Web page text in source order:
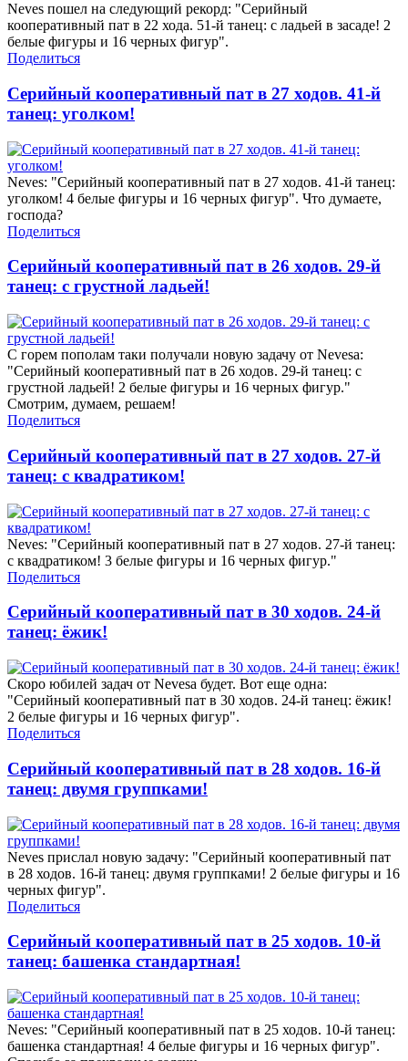
Neves пошел на следующий рекорд: "Серийный
кооперативный пат в 22 хода. 51-й танец: с ладьей в засаде! 2
белые фигуры и 16 черных фигур".
Поделиться
Серийный кооперативный пат в 27 ходов. 41-й
танец: уголком!
Neves: "Серийный кооперативный пат в 27 ходов. 41-й танец:
уголком! 4 белые фигуры и 16 черных фигур". Что думаете,
господа?
Поделиться
Серийный кооперативный пат в 26 ходов. 29-й
танец: с грустной ладьей!
С горем пополам таки получали новую задачу от Nevesa:
"Серийный кооперативный пат в 26 ходов. 29-й танец: с
грустной ладьей! 2 белые фигуры и 16 черных фигур."
Смотрим, думаем, решаем!
Поделиться
Серийный кооперативный пат в 27 ходов. 27-й
танец: с квадратиком!
Neves: "Серийный кооперативный пат в 27 ходов. 27-й танец:
с квадратиком! 3 белые фигуры и 16 черных фигур."
Поделиться
Серийный кооперативный пат в 30 ходов. 24-й
танец: ёжик!
Скоро юбилей задач от Nevesa будет. Вот еще одна:
"Серийный кооперативный пат в 30 ходов. 24-й танец: ёжик!
2 белые фигуры и 16 черных фигур".
Поделиться
Серийный кооперативный пат в 28 ходов. 16-й
танец: двумя группками!
Neves прислал новую задачу: "Серийный кооперативный пат
в 28 ходов. 16-й танец: двумя группками! 2 белые фигуры и 16
черных фигур".
Поделиться
Серийный кооперативный пат в 25 ходов. 10-й
танец: башенка стандартная!
Neves: "Серийный кооперативный пат в 25 ходов. 10-й танец:
башенка стандартная! 4 белые фигуры и 16 черных фигур".